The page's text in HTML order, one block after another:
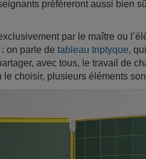
préfèreront aussi bien
par le maître ou
on parle de tableau triptyque,
avec tous, le travail de
choisir, plusieurs éléments